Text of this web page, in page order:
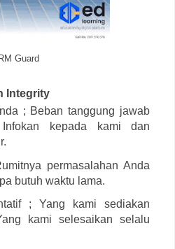
RM Guard
Integrity
; Beban tanggung jawab
kepada kami dan
permasalahan Anda
butuh waktu lama.
; Yang kami sediakan
kami selesaikan selalu